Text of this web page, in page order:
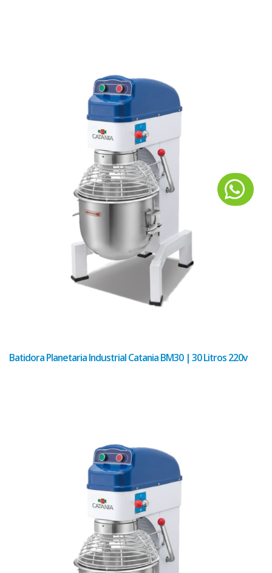
Batidora Planetaria Industrial Catania BM30 | 30 Litros 220v